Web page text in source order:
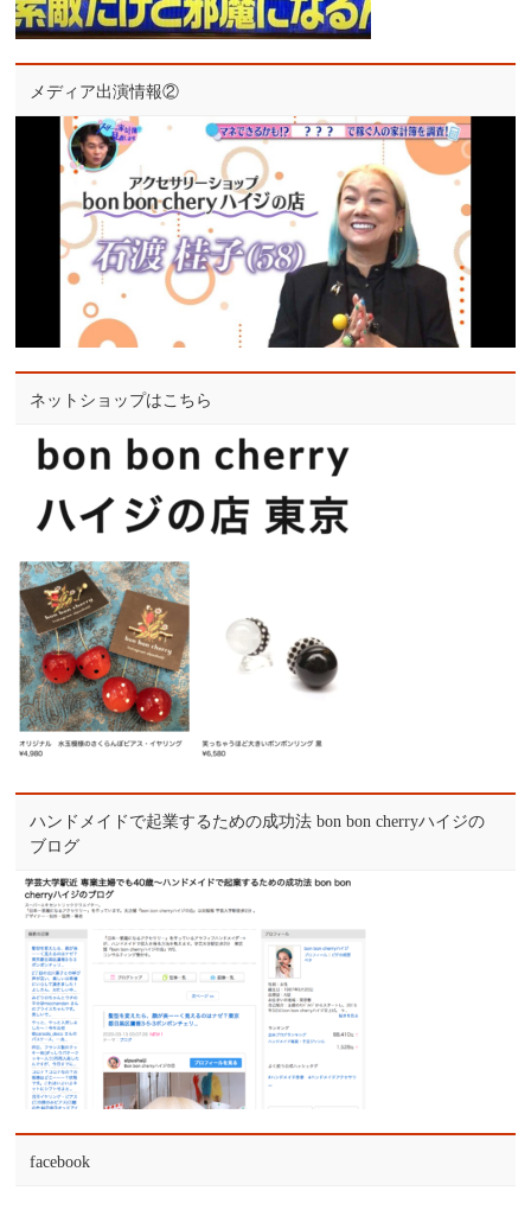
メディア出演情報②
ネットショップはこちら
ハンドメイドで起業するための成功法 bon bon cherryハイジの
ブログ
facebook